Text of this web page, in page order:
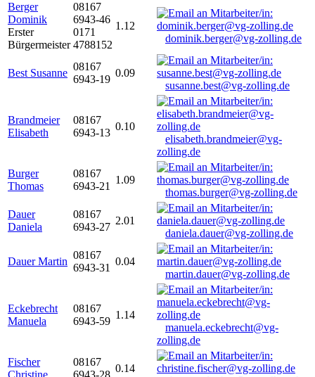
Berger
Dominik
Erster
Bürgermeister
08167
6943-46
0171
4788152
1.12
dominik.berger@vg-zolling.de
Best Susanne
08167
6943-19
0.09
susanne.best@vg-zolling.de
Brandmeier
Elisabeth
08167
6943-13
0.10
elisabeth.brandmeier@vg-
zolling.de
Burger
Thomas
08167
6943-21
1.09
thomas.burger@vg-zolling.de
Dauer
Daniela
08167
6943-27
2.01
daniela.dauer@vg-zolling.de
Dauer Martin
08167
6943-31
0.04
martin.dauer@vg-zolling.de
Eckebrecht
Manuela
08167
6943-59
1.14
manuela.eckebrecht@vg-
zolling.de
Fischer
08167
0.14